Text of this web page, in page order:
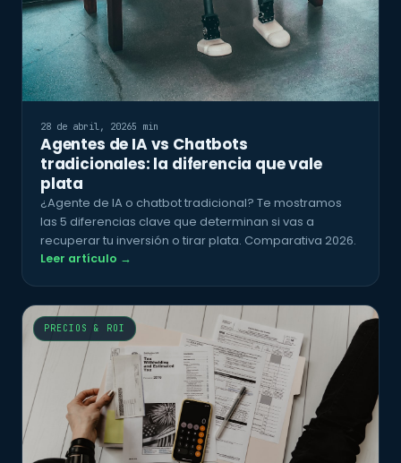
28 de abril, 20265 min
Agentes de IA vs Chatbots
tradicionales: la diferencia que vale
plata
¿Agente de IA o chatbot tradicional? Te mostramos
las 5 diferencias clave que determinan si vas a
recuperar tu inversión o tirar plata. Comparativa 2026.
Leer artículo →
PRECIOS & ROI